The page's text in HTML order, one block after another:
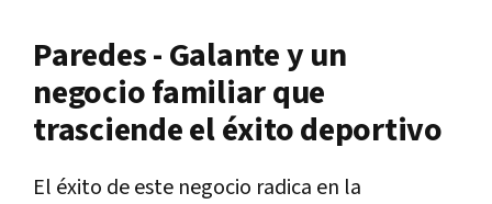
Paredes - Galante y un
negocio familiar que
trasciende el éxito deportivo
El éxito de este negocio radica en la